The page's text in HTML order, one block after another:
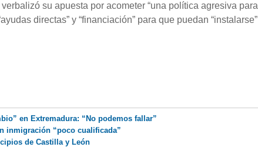
su apuesta por acometer “una política agresiva para
directas” y “financiación” para que puedan “instalarse”
en Extremadura: “No podemos fallar”
inmigración “poco cualificada”
de Castilla y León